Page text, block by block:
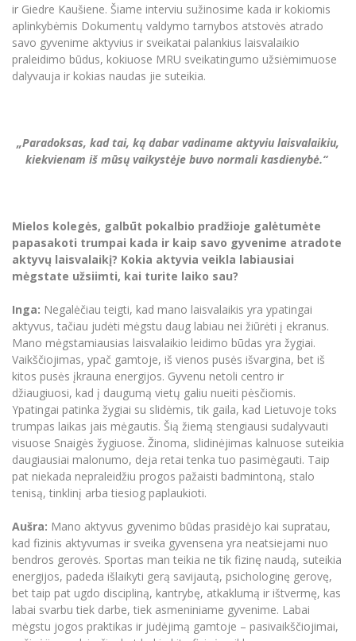
Universiteto teatras
MRU pop vokalinis ansamblis (vadovas Artūras
Novikas)
MRU merginų choras
Neformaliuoju ir (ar) savišvietos būdu įgytų
kompetencijų vertinimas ir pripažinimas
Studijų organizavimas
Erasmus+ mobilumas praktikoms (SMP)
Kitos galimybės
Partnerystės
Azijos centras
Vilniaus Karaliaus Sedžiongo institutas
Emocinė gerovė
Mokslo laboratorijos
Žmogaus, aplinkos ir technologijų (HET)
Doktorantūra
Akademinė leidyba
Kasmetiniai mokslo renginiai
Veiklos dokumentai
Akademinė etika
Atributika
Tarptautiškumas
Studentams
Studentams
Darbuotojams
Partnerystės
Azijos centras
Vilniaus Karaliaus Sedžiongo institutas
Frankofoniškų šalių studijų centras
Darbuotojams
Partnerystės
Azijos centras
Vilniaus Karaliaus Sedžiongo institutas
Frankofoniškų šalių studijų centras
Darnus vystymasis
Negalia ir individualieji poreikiai
Viešai skelbiama informacija
Parama Ukrainai
Civilinė sauga
Korupcijos prevencija
Sūduvos akademija
Tinklalaidės
Bakalauro studijos
Magistrantūros studijos
Teisės LL.M.
Papildomosios studijos
Profesinės bakalauro studijos
Personalo valdymo centras
Privačių interesų deklaravimas
Informacija naujiems darbuotojams
Studijų Moodle (studijų vykdymui)
Darbuotojų Moodle (kompetencijų tobulinimui)
Studijų tvarkaraštis
Informacinė sistema "Studijos"
Darbuotojų elektroninis paštas
Daugiafaktorinė autentifikacija universiteto
darbuotojams (MFA)
Mokslininkų profiliai "CRIS"
Bendruomenės gerovė
Darbuotojų kvalifikacijos kėlimas
Intranetas
eDVS
Microsoft Office 365
MRU mobilios programėlės
Pagalbos sistema
ir Giedre Kaušiene. Šiame interviu sužinosime kada ir kokiomis
aplinkybėmis Dokumentų valdymo tarnybos atstovės atrado
savo gyvenime aktyvius ir sveikatai palankius laisvalaikio
praleidimo būdus, kokiuose MRU sveikatingumo užsiėmimuose
dalyvauja ir kokias naudas jie suteikia.
„Paradoksas, kad tai, ką dabar vadiname aktyviu laisvalaikiu,
kiekvienam iš mūsų vaikystėje buvo normali kasdienybė.“
Mielos kolegės, galbūt pokalbio pradžioje galėtumėte
papasakoti trumpai kada ir kaip savo gyvenime atradote
aktyvų laisvalaikį? Kokia aktyvia veikla labiausiai
mėgstate užsiimti, kai turite laiko sau?
Inga: Negalėčiau teigti, kad mano laisvalaikis yra ypatingai
aktyvus, tačiau judėti mėgstu daug labiau nei žiūrėti į ekranus.
Mano mėgstamiausias laisvalaikio leidimo būdas yra žygiai.
Vaikščiojimas, ypač gamtoje, iš vienos pusės išvargina, bet iš
kitos pusės įkrauna energijos. Gyvenu netoli centro ir
džiaugiuosi, kad į daugumą vietų galiu nueiti pėsčiomis.
Ypatingai patinka žygiai su slidėmis, tik gaila, kad Lietuvoje toks
trumpas laikas jais mėgautis. Šią žiemą stengiausi sudalyvauti
visuose Snaigės žygiuose. Žinoma, slidinėjimas kalnuose suteikia
daugiausiai malonumo, deja retai tenka tuo pasimėgauti. Taip
pat niekada nepraleidžiu progos pažaisti badmintoną, stalo
tenisą, tinklinį arba tiesiog paplaukioti.
Aušra: Mano aktyvus gyvenimo būdas prasidėjo kai supratau,
kad fizinis aktyvumas ir sveika gyvensena yra neatsiejami nuo
bendros gerovės. Sportas man teikia ne tik fizinę naudą, suteikia
energijos, padeda išlaikyti gerą savijautą, psichologinę gerovę,
bet taip pat ugdo discipliną, kantrybę, atkaklumą ir ištvermę, kas
labai svarbu tiek darbe, tiek asmeniniame gyvenime. Labai
mėgstu jogos praktikas ir judėjimą gamtoje – pasivaikščiojimai,